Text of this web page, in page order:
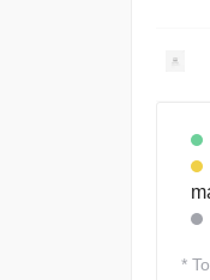
*